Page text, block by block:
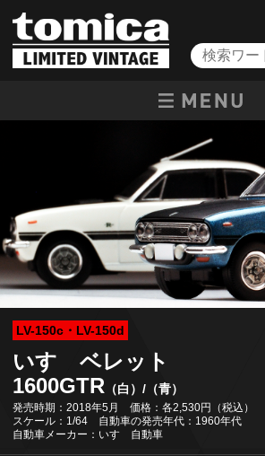
LV-150c・LV-150d
いすゞベレット
1600GTR （白）/（青）
発売時期：2018年5月 価格：各2,530円（税込）
スケール：1/64 自動車の発売年代：1960年代
自動車メーカー：いすゞ自動車